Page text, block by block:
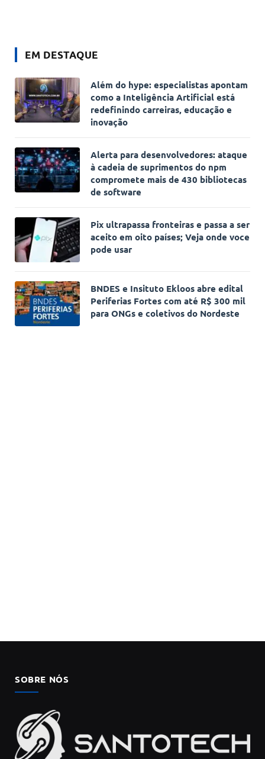
EM DESTAQUE
Além do hype: especialistas apontam
como a Inteligência Artificial está
redefinindo carreiras, educação e
inovação
Alerta para desenvolvedores: ataque
à cadeia de suprimentos do npm
compromete mais de 430 bibliotecas
de software
Pix ultrapassa fronteiras e passa a ser
aceito em oito países; Veja onde voce
pode usar
BNDES e Insituto Ekloos abre edital
Periferias Fortes com até R$ 300 mil
para ONGs e coletivos do Nordeste
SOBRE NÓS